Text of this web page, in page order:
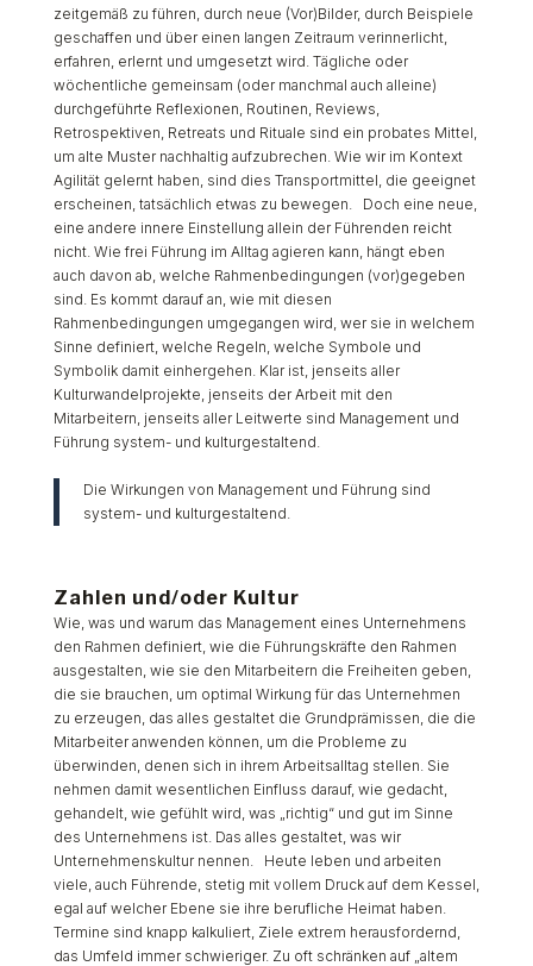
zeitgemäß zu führen, durch neue (Vor)Bilder, durch Beispiele
geschaffen und über einen langen Zeitraum verinnerlicht,
erfahren, erlernt und umgesetzt wird. Tägliche oder
wöchentliche gemeinsam (oder manchmal auch alleine)
durchgeführte Reflexionen, Routinen, Reviews,
Retrospektiven, Retreats und Rituale sind ein probates Mittel,
um alte Muster nachhaltig aufzubrechen. Wie wir im Kontext
Agilität gelernt haben, sind dies Transportmittel, die geeignet
erscheinen, tatsächlich etwas zu bewegen. Doch eine neue,
eine andere innere Einstellung allein der Führenden reicht
nicht. Wie frei Führung im Alltag agieren kann, hängt eben
auch davon ab, welche Rahmenbedingungen (vor)gegeben
sind. Es kommt darauf an, wie mit diesen
Rahmenbedingungen umgegangen wird, wer sie in welchem
Sinne definiert, welche Regeln, welche Symbole und
Symbolik damit einhergehen. Klar ist, jenseits aller
Kulturwandelprojekte, jenseits der Arbeit mit den
Mitarbeitern, jenseits aller Leitwerte sind Management und
Führung system- und kulturgestaltend.
Die Wirkungen von Management und Führung sind
system- und kulturgestaltend.
Zahlen und/oder Kultur
Wie, was und warum das Management eines Unternehmens
den Rahmen definiert, wie die Führungskräfte den Rahmen
ausgestalten, wie sie den Mitarbeitern die Freiheiten geben,
die sie brauchen, um optimal Wirkung für das Unternehmen
zu erzeugen, das alles gestaltet die Grundprämissen, die die
Mitarbeiter anwenden können, um die Probleme zu
überwinden, denen sich in ihrem Arbeitsalltag stellen. Sie
nehmen damit wesentlichen Einfluss darauf, wie gedacht,
gehandelt, wie gefühlt wird, was „richtig“ und gut im Sinne
des Unternehmens ist. Das alles gestaltet, was wir
Unternehmenskultur nennen. Heute leben und arbeiten
viele, auch Führende, stetig mit vollem Druck auf dem Kessel,
egal auf welcher Ebene sie ihre berufliche Heimat haben.
Termine sind knapp kalkuliert, Ziele extrem herausfordernd,
das Umfeld immer schwieriger. Zu oft schränken auf „altem